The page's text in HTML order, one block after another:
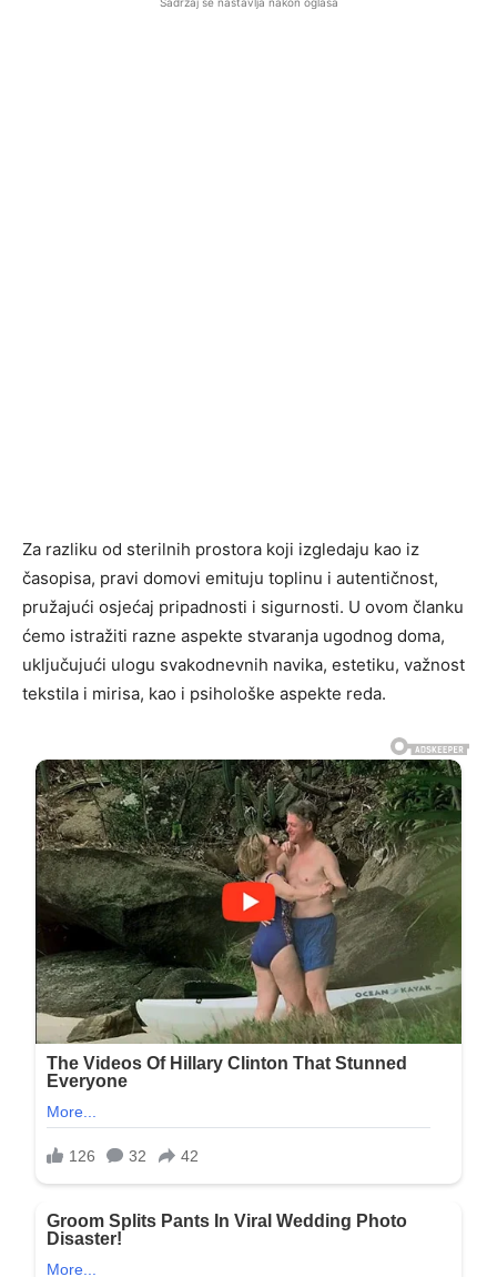
Za razliku od sterilnih prostora koji izgledaju kao iz
časopisa, pravi domovi emituju toplinu i autentičnost,
pružajući osjećaj pripadnosti i sigurnosti. U ovom članku
ćemo istražiti razne aspekte stvaranja ugodnog doma,
uključujući ulogu svakodnevnih navika, estetiku, važnost
tekstila i mirisa, kao i psihološke aspekte reda.